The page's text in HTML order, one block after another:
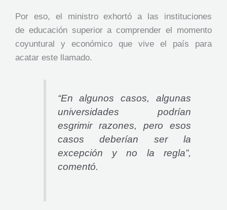
Por eso, el ministro exhortó a las instituciones
de educación superior a comprender el momento
coyuntural y económico que vive el país para
acatar este llamado.
“En algunos casos, algunas
universidades podrían
esgrimir razones, pero esos
casos deberían ser la
excepción y no la regla”,
comentó.